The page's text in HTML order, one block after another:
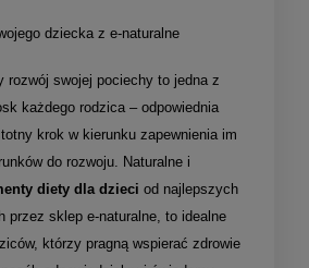
dziecka z e-naturalne
rozwój swojej pociechy to jedna z
każdego rodzica – odpowiednia
krok w kierunku zapewnienia im
do rozwoju. Naturalne i
diety dla dzieci od najlepszych
przez sklep e-naturalne, to idealne
którzy pragną wspierać zdrowie